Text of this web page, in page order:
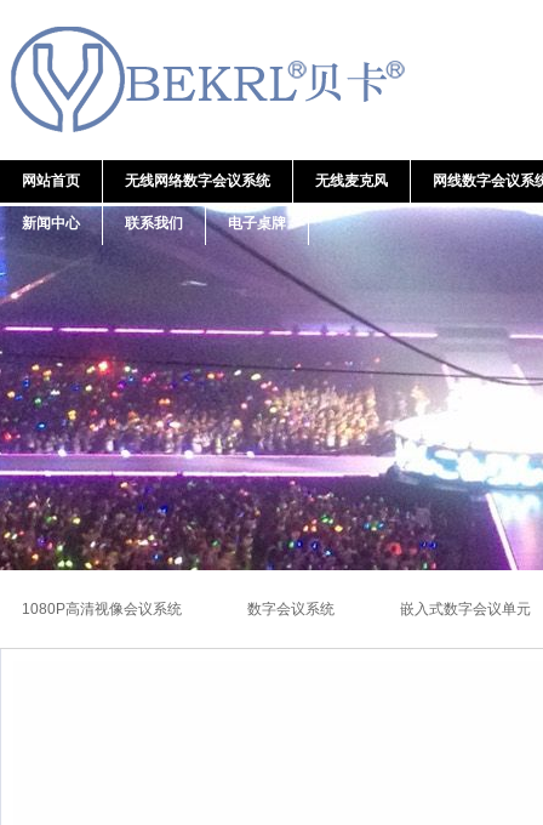
网站首页 无线网络数字会议系统 无线麦克风 网线数字会议系
新闻中心 联系我们 电子桌牌
1080P高清视像会议系统 数字会议系统 嵌入式数字会议单元